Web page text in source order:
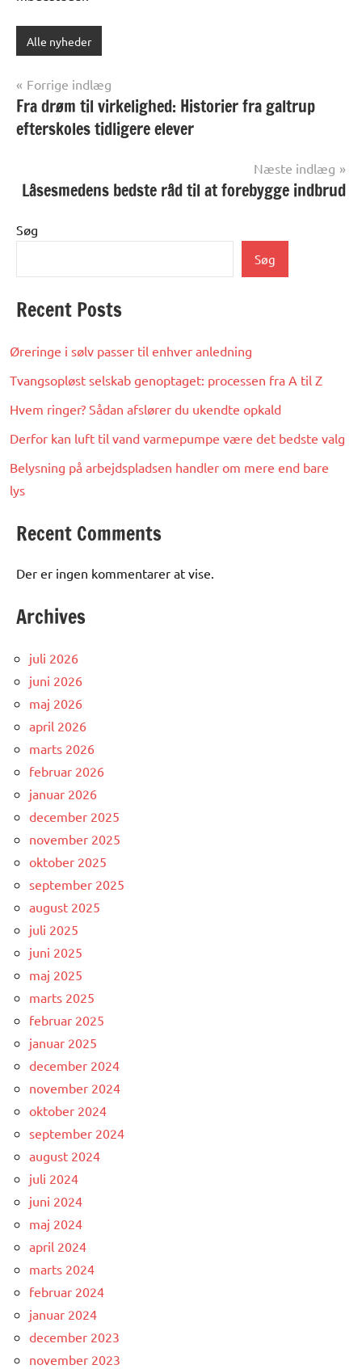
Alle nyheder
Indlægsnavigation
Forrige indlæg
Fra drøm til virkelighed: Historier fra galtrup
efterskoles tidligere elever
Næste indlæg
Låsesmedens bedste råd til at forebygge indbrud
Søg
Søg
Recent Posts
Øreringe i sølv passer til enhver anledning
Tvangsopløst selskab genoptaget: processen fra A til Z
Hvem ringer? Sådan afslører du ukendte opkald
Derfor kan luft til vand varmepumpe være det bedste valg
Belysning på arbejdspladsen handler om mere end bare
lys
Recent Comments
Der er ingen kommentarer at vise.
Archives
juli 2026
juni 2026
maj 2026
april 2026
marts 2026
februar 2026
januar 2026
december 2025
november 2025
oktober 2025
september 2025
august 2025
juli 2025
juni 2025
maj 2025
marts 2025
februar 2025
januar 2025
december 2024
november 2024
oktober 2024
september 2024
august 2024
juli 2024
juni 2024
maj 2024
april 2024
marts 2024
februar 2024
januar 2024
december 2023
november 2023